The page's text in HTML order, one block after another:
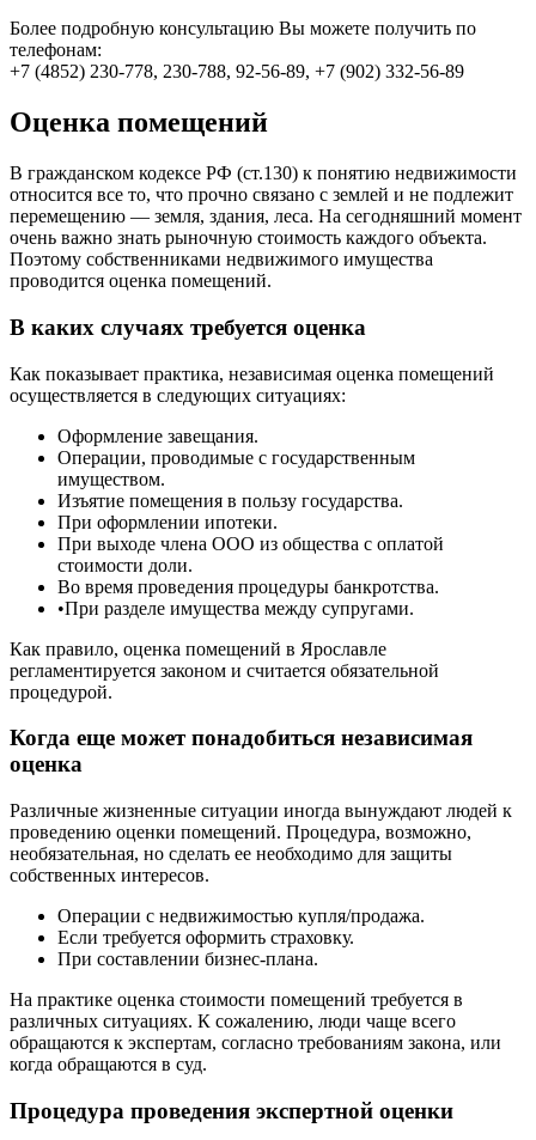
Более подробную консультацию Вы можете получить по
телефонам:
+7 (4852) 230-778, 230-788, 92-56-89, +7 (902) 332-56-89
Оценка помещений
В гражданском кодексе РФ (ст.130) к понятию недвижимости
относится все то, что прочно связано с землей и не подлежит
перемещению — земля, здания, леса. На сегодняшний момент
очень важно знать рыночную стоимость каждого объекта.
Поэтому собственниками недвижимого имущества
проводится оценка помещений.
В каких случаях требуется оценка
Как показывает практика, независимая оценка помещений
осуществляется в следующих ситуациях:
Оформление завещания.
Операции, проводимые с государственным
имуществом.
Изъятие помещения в пользу государства.
При оформлении ипотеки.
При выходе члена ООО из общества с оплатой
стоимости доли.
Во время проведения процедуры банкротства.
•При разделе имущества между супругами.
Как правило, оценка помещений в Ярославле
регламентируется законом и считается обязательной
процедурой.
Когда еще может понадобиться независимая
оценка
Различные жизненные ситуации иногда вынуждают людей к
проведению оценки помещений. Процедура, возможно,
необязательная, но сделать ее необходимо для защиты
собственных интересов.
Операции с недвижимостью купля/продажа.
Если требуется оформить страховку.
При составлении бизнес-плана.
На практике оценка стоимости помещений требуется в
различных ситуациях. К сожалению, люди чаще всего
обращаются к экспертам, согласно требованиям закона, или
когда обращаются в суд.
Процедура проведения экспертной оценки